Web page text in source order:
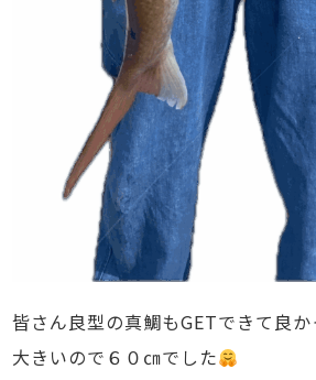
皆さん良型の真鯛もGETできて良
大きいので６０㎝でした